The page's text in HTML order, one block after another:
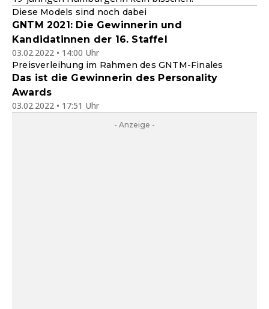
Diese Models sind noch dabei
GNTM 2021: Die Gewinnerin und
Kandidatinnen der 16. Staffel
03.02.2022 • 14:00 Uhr
Preisverleihung im Rahmen des GNTM-Finales
Das ist die Gewinnerin des Personality
Awards
03.02.2022 • 17:51 Uhr
- Anzeige -